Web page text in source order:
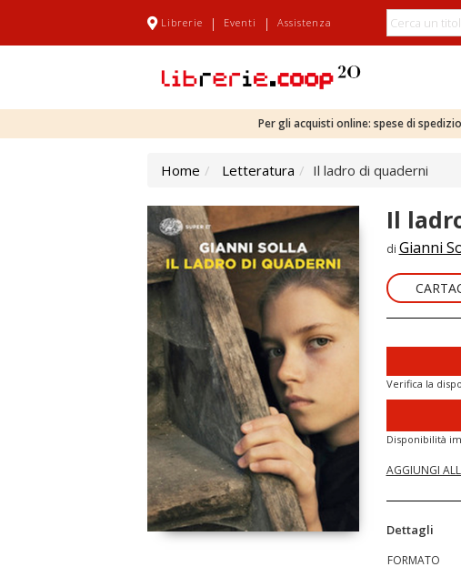
Librerie | Eventi | Assistenza
Per gli acquisti online: spese di
Home Letteratura Il ladro di quaderni
Il
di Gianni
Verifica la
Disponibilità
AGGIUNGI
Dettagli
FORMATO